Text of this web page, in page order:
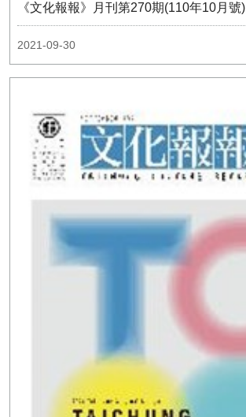
《文化報報》月刊第270期(110年10月號)
2021-09-30